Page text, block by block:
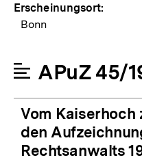
Erscheinungsort:
Bonn
APuZ 45/
Vom
den
Rechtsanwalts